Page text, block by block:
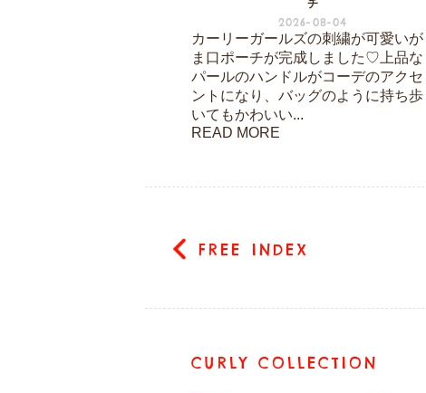
チ
2026-08-04
カーリーガールズの刺繍が可愛いが
ま口ポーチが完成しました♡上品な
パールのハンドルがコーデのアクセ
ントになり、バッグのように持ち歩
いてもかわいい...
READ MORE
FREE INDEX
CURLY COLLECTION